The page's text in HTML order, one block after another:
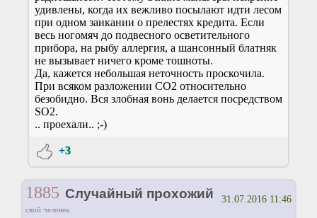
удивлены, когда их вежливо посылают идти лесом
при одном заикании о прелестях кредита. Если
весь ногомяч до подвесного осветительного
прибора, на рыбу аллергия, а шансонный блатняк
не вызывает ничего кроме тошноты.
Да, кажется небольшая неточность проскочила.
При всяком разложении СО2 относительно
безобидно. Вся злобная вонь делается посредством
SO2.
.. проехали.. ;-)
+3
1885 Случайный прохожий
свой человек
31.07.2016 11:46